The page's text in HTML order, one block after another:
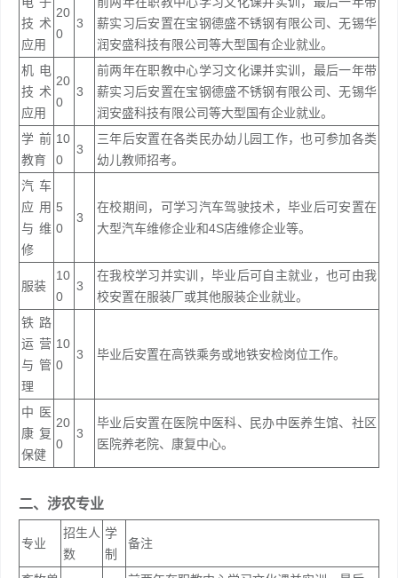
技术
应用
20
0
3
薪实习后安置在宝钢德盛不锈钢有限公司、无锡华
润安盛科技有限公司等大型国有企业就业。
机电
技术
应用
20
0
3
前两年在职教中心学习文化课并实训，最后一年带
薪实习后安置在宝钢德盛不锈钢有限公司、无锡华
润安盛科技有限公司等大型国有企业就业。
学前
教育
10
0
3
三年后安置在各类民办幼儿园工作，也可参加各类
幼儿教师招考。
汽车
应用
与维
修
5
0
3
在校期间，可学习汽车驾驶技术，毕业后可安置在
大型汽车维修企业和4S店维修企业等。
服装
10
0
3
在我校学习并实训，毕业后可自主就业，也可由我
校安置在服装厂或其他服装企业就业。
铁路
运营
与管
理
10
0
3 毕业后安置在高铁乘务或地铁安检岗位工作。
中医
康复
保健
20
0
3
毕业后安置在医院中医科、民办中医养生馆、社区
医院养老院、康复中心。
二、涉农专业
专业
招生人
数
学
制
备注